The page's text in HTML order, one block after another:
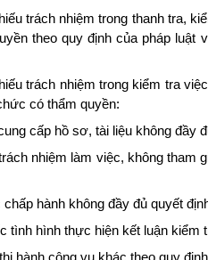
trách nhiệm trong thanh tra,
theo quy định của pháp
trách nhiệm trong kiểm tra
có thẩm quyền:
cấp hồ sơ, tài liệu không
nhiệm làm việc, không
hành không đầy đủ quyết
tình hình thực hiện kết luận kiểm
hành công vụ khác theo quy